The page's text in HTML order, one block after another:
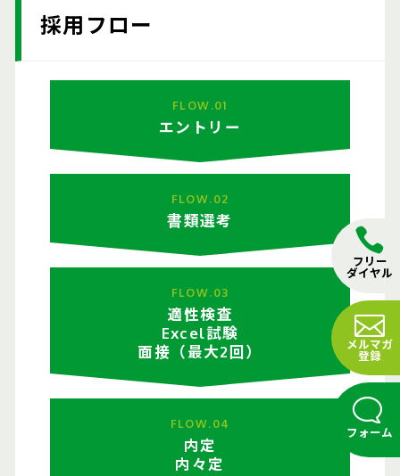
フリー
ダイヤル
メルマガ
登録
フォーム
採用フロー
FLOW.01
エントリー
FLOW.02
書類選考
FLOW.03
適性検査
Excel試験
面接（最大2回）
FLOW.04
内定
内々定